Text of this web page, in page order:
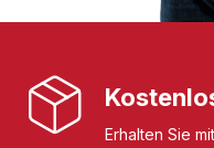
Erhalten Sie